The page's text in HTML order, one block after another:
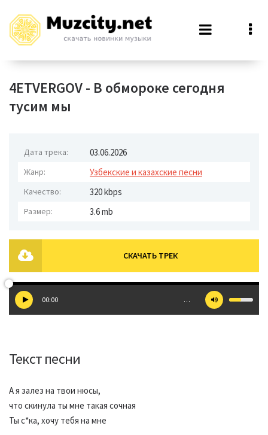
4ETVERGOV - В обмороке сегодня
тусим мы
Дата трека: 03.06.2026
Жанр: Узбекские и казахские песни
Качество: 320 kbps
Размер: 3.6 mb
СКАЧАТЬ ТРЕК
00:00 …
Текст песни
А я залез на твои нюсы,
что скинула ты мне такая сочная
Ты с*ка, хочу тебя на мне